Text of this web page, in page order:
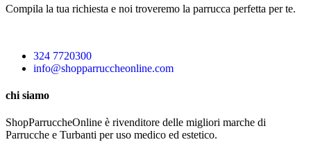
Compila la tua richiesta e noi troveremo la parrucca perfetta per te.
324 7720300
info@shopparruccheonline.com
chi siamo
ShopParruccheOnline è rivenditore delle migliori marche di
Parrucche e Turbanti per uso medico ed estetico.